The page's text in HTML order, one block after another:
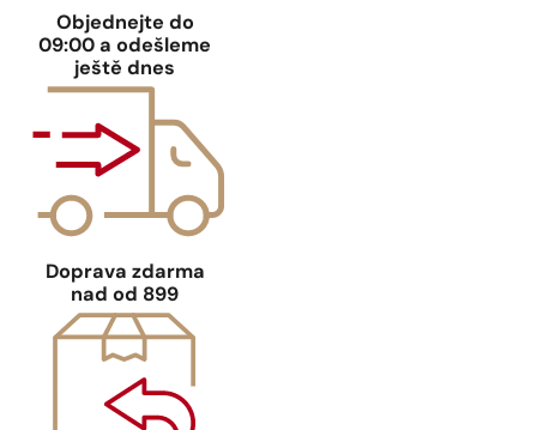
Objednejte do
09:00 a odešleme
ještě dnes
Doprava zdarma
nadod 899